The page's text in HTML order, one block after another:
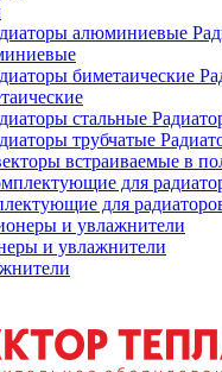
встраиваемые в
для
и увлажнители